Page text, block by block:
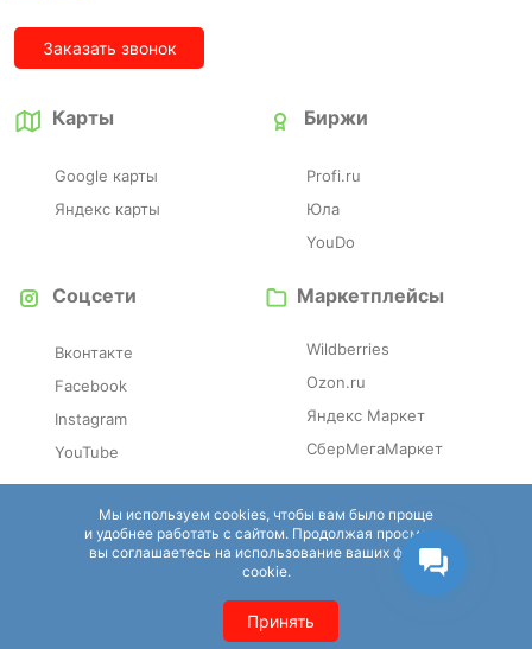
Заказать звонок
Карты
Google карты
Яндекс карты
Биржи
Profi.ru
Юла
YouDo
Соцсети
Вконтакте
Facebook
Instagram
YouTube
Справочники
Eapteka.ru
SPR.ru
Отзовики
Irecommend
Маркетплейсы
Wildberries
Ozon.ru
Яндекс Маркет
СберМегаМаркет
Мы используем cookies, чтобы вам было проще
и удобнее работать с сайтом. Продолжая просмотр,
вы соглашаетесь на использование ваших файлов
cookie.
Принять